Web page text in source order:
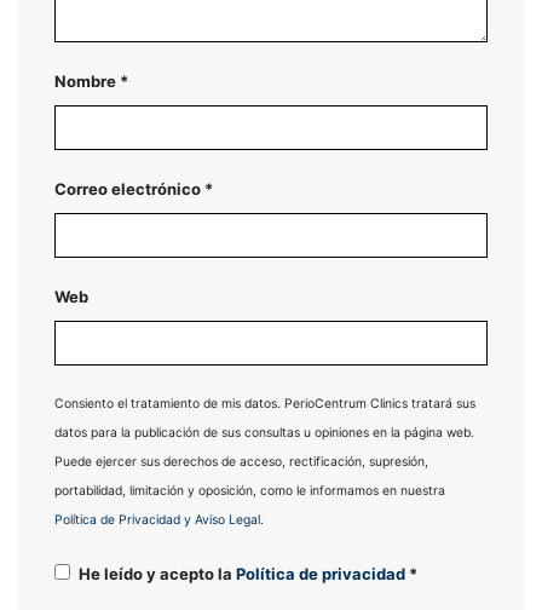
Nombre *
Correo electrónico *
Web
Consiento el tratamiento de mis datos. PerioCentrum Clinics tratará sus
datos para la publicación de sus consultas u opiniones en la página web.
Puede ejercer sus derechos de acceso, rectificación, supresión,
portabilidad, limitación y oposición, como le informamos en nuestra
Política de Privacidad y Aviso Legal.
He leído y acepto la Política de privacidad *